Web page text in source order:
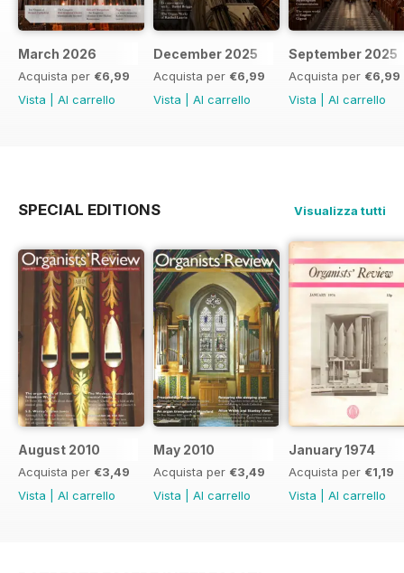
March 2026
Acquista per €6,99
Vista
Al carrello
December 2025
Acquista per €6,99
Vista
Al carrello
September 2025
Acquista per €6,99
Vista
Al carrello
SPECIAL EDITIONS Visualizza tutti
August 2010
Acquista per €3,49
Vista
Al carrello
May 2010
Acquista per €3,49
Vista
Al carrello
January 1974
Acquista per €1,19
Vista
Al carrello